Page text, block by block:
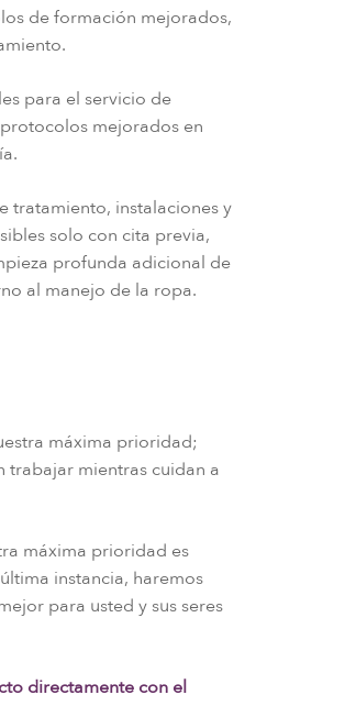
de formación mejorados,
para el servicio de
mejorados en
tratamiento, instalaciones y
solo con cita previa,
profunda adicional de
al manejo de la ropa.
máxima prioridad;
trabajar mientras cuidan a
máxima prioridad es
instancia, haremos
para usted y sus seres
directamente con el